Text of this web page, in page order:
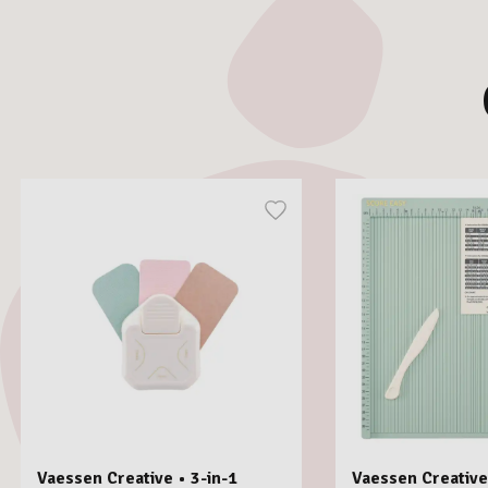
Vaessen Creative • 3-in-1
Vaessen